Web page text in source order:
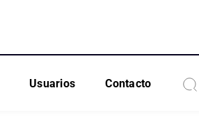
Usuarios Contacto